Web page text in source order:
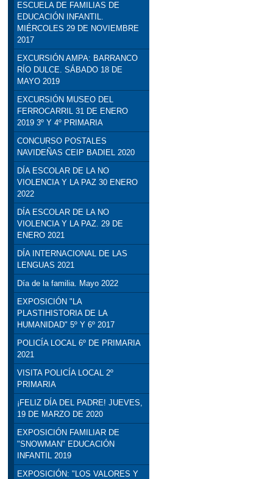
ESCUELA DE FAMILIAS DE
EDUCACIÓN INFANTIL.
MIÉRCOLES 29 DE NOVIEMBRE
2017
EXCURSIÓN AMPA: BARRANCO
RÍO DULCE. SÁBADO 18 DE
MAYO 2019
EXCURSIÓN MUSEO DEL
FERROCARRIL 31 DE ENERO
2019 3º Y 4º PRIMARIA
CONCURSO POSTALES
NAVIDEÑAS CEIP BADIEL 2020
DÍA ESCOLAR DE LA NO
VIOLENCIA Y LA PAZ 30 ENERO
2022
DÍA ESCOLAR DE LA NO
VIOLENCIA Y LA PAZ. 29 DE
ENERO 2021
DÍA INTERNACIONAL DE LAS
LENGUAS 2021
Día de la familia. Mayo 2022
EXPOSICIÓN "LA
PLASTIHISTORIA DE LA
HUMANIDAD" 5º Y 6º 2017
POLICÍA LOCAL 6º DE PRIMARIA
2021
VISITA POLICÍA LOCAL 2º
PRIMARIA
¡FELIZ DÍA DEL PADRE! JUEVES,
19 DE MARZO DE 2020
EXPOSICIÓN FAMILIAR DE
"SNOWMAN" EDUCACIÓN
INFANTIL 2019
EXPOSICIÓN: "LOS VALORES Y